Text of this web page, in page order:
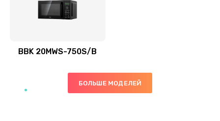
BBK 20MWS-750S/B
БОЛЬШЕ МОДЕЛЕЙ